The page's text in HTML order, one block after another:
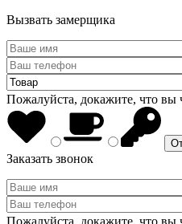
Вызвать замерщика
Пожалуйста, докажите, что вы
Заказать звонок
Пожалуйста, докажите, что вы